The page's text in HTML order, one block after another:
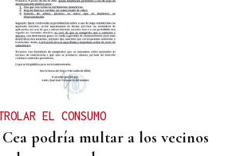
Soares roza el podio del
de Ajedrez
EL CONSUMO
podría multar a los vecinos